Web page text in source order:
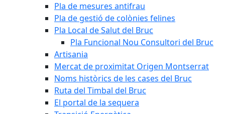
Pla de mesures antifrau
Pla de gestió de colònies felines
Pla Local de Salut del Bruc
Pla Funcional Nou Consultori del Bruc
Artisania
Mercat de proximitat Origen Montserrat
Noms històrics de les cases del Bruc
Ruta del Timbal del Bruc
El portal de la sequera